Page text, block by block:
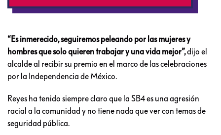
“Es inmerecido, seguiremos peleando por las mujeres y
hombres que solo quieren trabajar y una vida mejor”,dijo el
alcalde al recibir su premio en el marco de las celebraciones
por la Independencia de México.
Reyes ha tenido siempre claro que la SB4 es una agresión
racial a la comunidad y no tiene nada que ver con temas de
seguridad pública.